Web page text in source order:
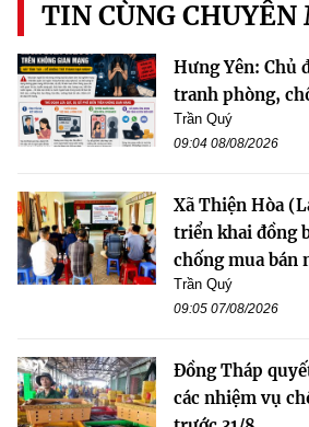
TIN CÙNG CHUYÊN
Hưng Yên: Chủ
tranh phòng,
Trần Quý
09:04 08/08/2026
Xã Thiện Hòa
triển khai đồng
chống mua bán
Trần Quý
09:05 07/08/2026
Đồng Tháp
các nhiệm vụ